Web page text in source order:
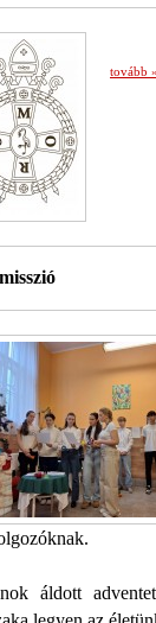
tovább »
áldott